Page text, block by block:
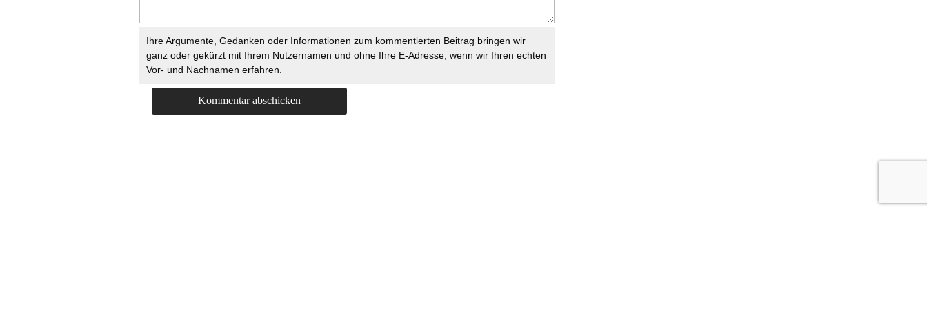
Ihre Argumente, Gedanken oder Informationen zum kommentierten Beitrag bringen wir
ganz oder gekürzt mit Ihrem Nutzernamen und ohne Ihre E-Adresse, wenn wir Ihren echten
Vor- und Nachnamen erfahren.